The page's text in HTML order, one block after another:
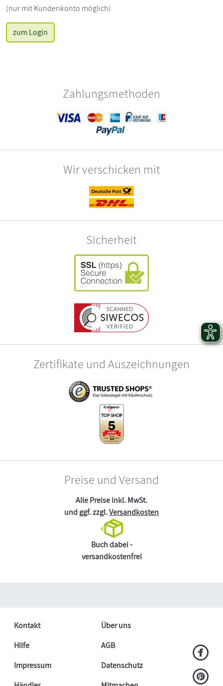
(nur mit Kundenkonto möglich)
zum Login
Zahlungsmethoden
Wir verschicken mit
Sicherheit
Zertifikate und Auszeichnungen
Preise und Versand
Alle Preise inkl. MwSt.
und ggf. zzgl.Versandkosten
Buch dabei -
versandkostenfrei
Kontakt
Über uns
Hilfe
AGB
Impressum
Datenschutz